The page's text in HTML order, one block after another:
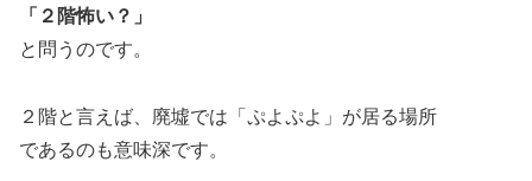
「２階怖い？」
と問うのです。
２階と言えば、廃墟では「ぷよぷよ」が居る場所
であるのも意味深です。